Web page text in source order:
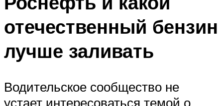
отечественный бензин
лучше заливать
Водительское сообщество не
устает интересоваться темой о